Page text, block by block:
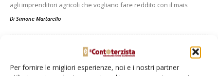
Per fornire le migliori esperienze, noi e i nostri partner
agli imprenditori agricoli che vogliano fare reddito con il mais
Di Simone Martarello
1 2